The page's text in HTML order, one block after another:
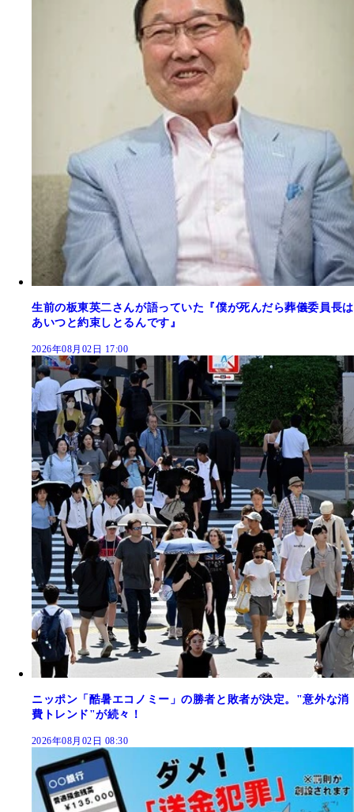
生前の板東英二さんが語っていた『僕が死んだら葬儀委員長は
あいつと約束しとるんです』
2026年08月02日 17:00
ニッポン「酷暑エコノミー」の勝者と敗者が決定。"意外な消
費トレンド"が続々！
2026年08月02日 08:30